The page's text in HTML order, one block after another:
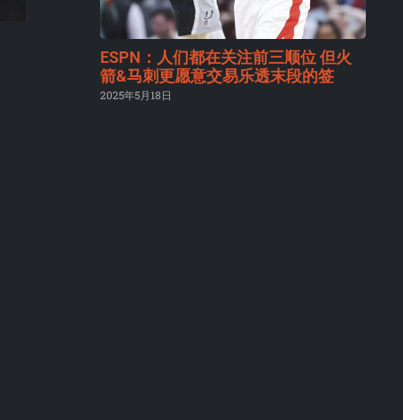
ESPN：人们都在关注前三顺位 但火
箭&马刺更愿意交易乐透末段的签
2025年5月18日